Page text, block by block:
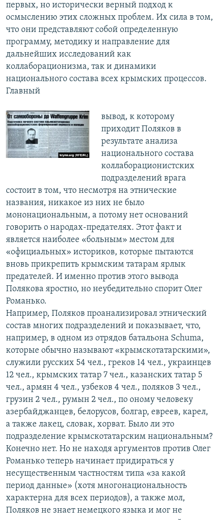
первых, но исторически верный подход к
осмыслению этих сложных проблем. Их сила в том,
что они представляют собой определенную
программу, методику и направление для
дальнейших исследований как
коллаборационизма, так и динамики
национального состава всех крымских процессов.
Главный
вывод, к которому
приходит Поляков в
результате анализа
национального состава
коллаборационистских
подразделений врага
состоит в том, что несмотря на этнические
названия, никакое из них не было
мононациональным, а потому нет оснований
говорить о народах-предателях. Этот факт и
является наиболее «больным» местом для
«официальных» историков, которые пытаются
вновь прикрепить крымским татарам ярлык
предателей. И именно против этого вывода
Полякова яростно, но неубедительно спорит Олег
Романько.
Например, Поляков проанализировал этнический
состав многих подразделений и показывает, что,
например, в одном из отрядов батальона Schuma,
которые обычно называют «крымскотатарскими»,
служили русских 54 чел., греков 14 чел., украинцев
12 чел., крымских татар 7 чел., казанских татар 5
чел., армян 4 чел., узбеков 4 чел., поляков 3 чел.,
грузин 2 чел., румын 2 чел., по оному человеку
азербайджанцев, белорусов, болгар, евреев, карел,
а также лакец, словак, хорват. Было ли это
подразделение крымскотатарским национальным?
Конечно нет. Но не находя аргументов против Олег
Романько теперь начинает придираться у
несущественным частностям типа «за какой
период данные» (хотя многонациональность
характерна для всех периодов), а также мол,
Поляков не знает немецкого языка и мог не